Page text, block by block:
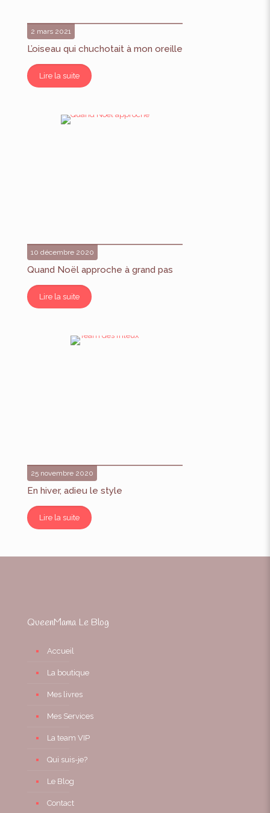
2 mars 2021
L’oiseau qui chuchotait à mon oreille
Lire la suite
10 décembre 2020
Quand Noël approche à grand pas
Lire la suite
25 novembre 2020
En hiver, adieu le style
Lire la suite
QueenMama Le Blog
Accueil
La boutique
Mes livres
Mes Services
La team VIP
Qui suis-je?
Le Blog
Contact